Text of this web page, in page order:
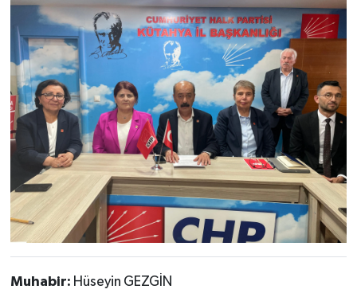
Muhabir: Hüseyin GEZGİN